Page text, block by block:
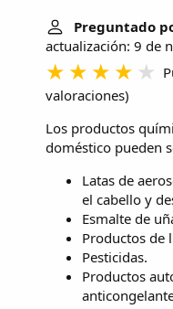
Preguntado
actualización: 9 de
valoraciones)
Los productos
doméstico pueden
Latas de
el cabello y
Esmalte de
Productos de
Pesticidas.
Productos